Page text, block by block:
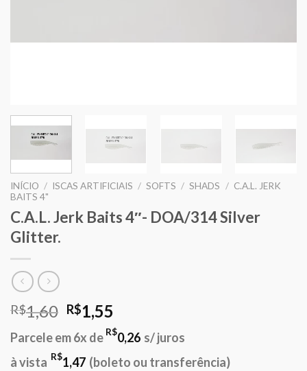
INÍCIO / ISCAS ARTIFICIAIS / SOFTS / SHADS / C.A.L. JERK
BAITS 4"
C.A.L. Jerk Baits 4″- DOA/314 Silver
Glitter.
R$1,60 O
preço
original
era:
R$1,55
preço
atual
é:
Parcele em 6x de R$0,26 s/ juros
à vista R$1,47 (boleto ou transferência)